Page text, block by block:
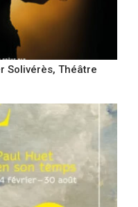
Solivérès, Théâtre